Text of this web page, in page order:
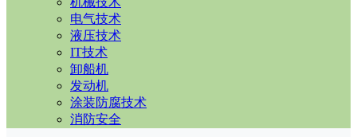
电气技术
液压技术
IT技术
卸船机
发动机
涂装防腐技术
消防安全